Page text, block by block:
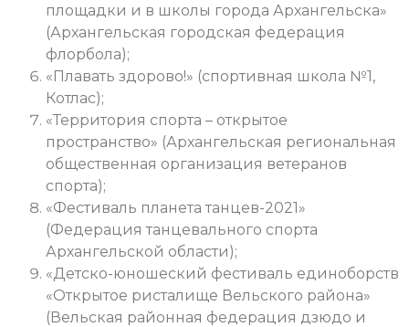
площадки и в школы города Архангельска»
(Архангельская городская федерация
флорбола);
«Плавать здорово!» (спортивная школа №1,
Котлас);
«Территория спорта – открытое
пространство» (Архангельская региональная
общественная организация ветеранов
спорта);
«Фестиваль планета танцев-2021»
(Федерация танцевального спорта
Архангельской области);
«Детско-юношеский фестиваль единоборств
«Открытое ристалище Вельского района»
(Вельская районная федерация дзюдо и